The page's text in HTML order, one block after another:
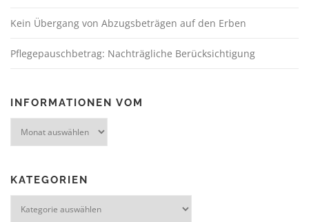
Kein Übergang von Abzugsbeträgen auf den Erben
Pflegepauschbetrag: Nachträgliche Berücksichtigung
INFORMATIONEN VOM
KATEGORIEN